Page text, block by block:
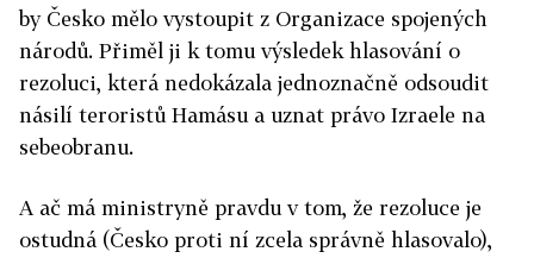
by Česko mělo vystoupit z Organizace spojených
národů. Přiměl ji k tomu výsledek hlasování o
rezoluci, která nedokázala jednoznačně odsoudit
násilí teroristů Hamásu a uznat právo Izraele na
sebeobranu.
A ač má ministryně pravdu v tom, že rezoluce je
ostudná (Česko proti ní zcela správně hlasovalo),